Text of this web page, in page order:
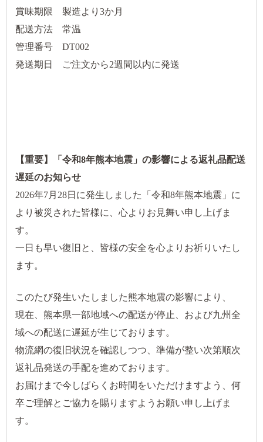
賞味期限 製造より3か月
配送方法 常温
管理番号 DT002
発送期日 ご注文から2週間以内に発送
【重要】「令和8年熊本地震」の影響による返礼品配送
遅延のお知らせ
2026年7月28日に発生しました「令和8年熊本地震」に
より被災された皆様に、心よりお見舞い申し上げま
す。
一日も早い復旧と、皆様の安全を心よりお祈りいたし
ます。
このたび発生いたしました熊本地震の影響により、
現在、熊本県一部地域への配送が停止、および九州全
域への配送に遅延が生じております。
物流網の復旧状況を確認しつつ、準備が整い次第順次
返礼品発送の手配を進めております。
お届けまで今しばらくお時間をいただけますよう、何
卒ご理解とご協力を賜りますようお願い申し上げま
す。